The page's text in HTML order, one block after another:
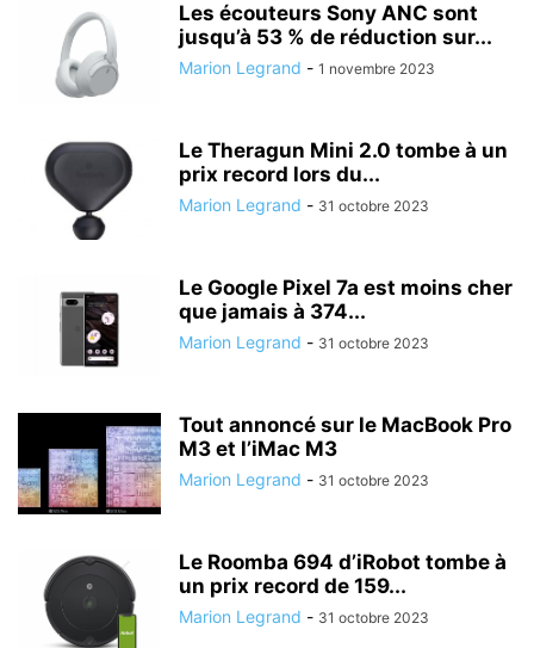
Les écouteurs Sony ANC sont
jusqu’à 53 % de réduction sur...
Marion Legrand - 1 novembre 2023
Le Theragun Mini 2.0 tombe à un
prix record lors du...
Marion Legrand - 31 octobre 2023
Le Google Pixel 7a est moins cher
que jamais à 374...
Marion Legrand - 31 octobre 2023
Tout annoncé sur le MacBook Pro
M3 et l’iMac M3
Marion Legrand - 31 octobre 2023
Le Roomba 694 d’iRobot tombe à
un prix record de 159...
Marion Legrand - 31 octobre 2023